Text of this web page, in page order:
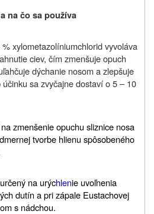
na čo sa používa
xylometazolíniumchlorid vyvoláva
ciev, čím zmenšuje opuch
dýchanie nosom a zlepšuje
sa zvyčajne dostaví o 5 – 10
zmenšenie opuchu sliznice nosa
tvorbe hlienu spôsobeného
na urýchlenie uvoľnenia
dutín a pri zápale Eustachovej
s nádchou.